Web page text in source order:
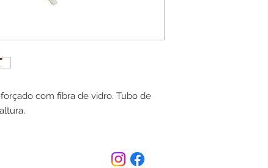
com fibra de vidro. Tubo de